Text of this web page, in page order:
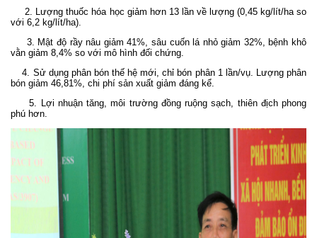
2. Lượng thuốc hóa học giảm hơn 13 lần về lượng (0,45 kg/lít/ha so
với 6,2 kg/lít/ha).
3. Mật độ rầy nâu giảm 41%, sâu cuốn lá nhỏ giảm 32%, bệnh khô
vằn giảm 8,4% so với mô hình đối chứng.
4. Sử dụng phân bón thế hệ mới, chỉ bón phân 1 lần/vụ. Lượng phân
bón giảm 46,81%, chi phí sản xuất giảm đáng kể.
5. Lợi nhuận tăng, môi trường đồng ruộng sạch, thiên địch phong
phú hơn.